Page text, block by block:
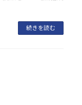
続きを読む